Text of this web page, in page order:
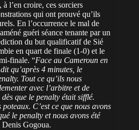
l’en croire, ces sorciers
qui ont prouvé qu’ils
En l’occurrence le mal de
guéri séance tenante par un
du but qualificatif de Sié
en quart de finale (1-0) et le
finale. “Face au Cameroun en
qu’après 4 minutes, le
Tout ce qu’ils nous
avec l’arbitre et de
que le penalty était sifflé.
C’est ce que nous avons
le penalty et nous avons été
Denis Gogoua.